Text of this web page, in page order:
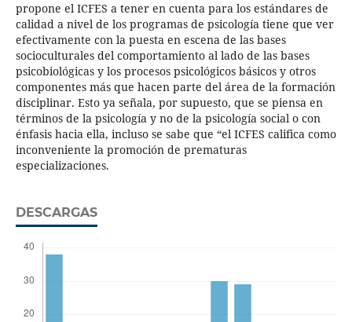
propone el ICFES a tener en cuenta para los estándares de
calidad a nivel de los programas de psicología tiene que ver
efectivamente con la puesta en escena de las bases
socioculturales del comportamiento al lado de las bases
psicobiológicas y los procesos psicológicos básicos y otros
componentes más que hacen parte del área de la formación
disciplinar. Esto ya señala, por supuesto, que se piensa en
términos de la psicología y no de la psicología social o con
énfasis hacia ella, incluso se sabe que “el ICFES califica como
inconveniente la promoción de prematuras
especializaciones.
DESCARGAS